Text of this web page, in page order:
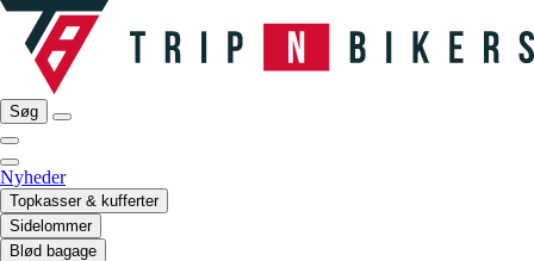
Søg
Nyheder
Topkasser & kufferter
Sidelommer
Blød bagage